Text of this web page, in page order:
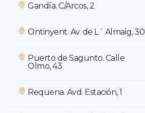
Gandía. C/Arcos, 2
Ontinyent. Av. de L´ Almaig, 30
Puerto de Sagunto. Calle
Olmo, 43
Requena. Avd. Estación, 1